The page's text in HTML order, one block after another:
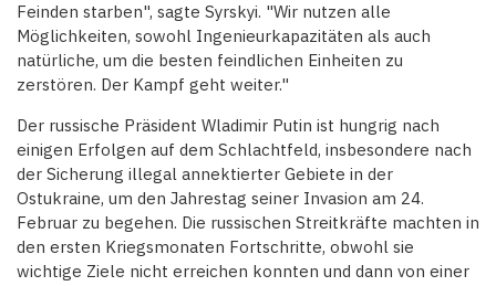
Feinden starben", sagte Syrskyi. "Wir nutzen alle
Möglichkeiten, sowohl Ingenieurkapazitäten als auch
natürliche, um die besten feindlichen Einheiten zu
zerstören. Der Kampf geht weiter."
Der russische Präsident Wladimir Putin ist hungrig nach
einigen Erfolgen auf dem Schlachtfeld, insbesondere nach
der Sicherung illegal annektierter Gebiete in der
Ostukraine, um den Jahrestag seiner Invasion am 24.
Februar zu begehen. Die russischen Streitkräfte machten in
den ersten Kriegsmonaten Fortschritte, obwohl sie
wichtige Ziele nicht erreichen konnten und dann von einer